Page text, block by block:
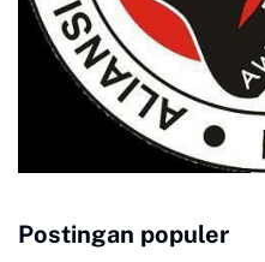
Postingan populer